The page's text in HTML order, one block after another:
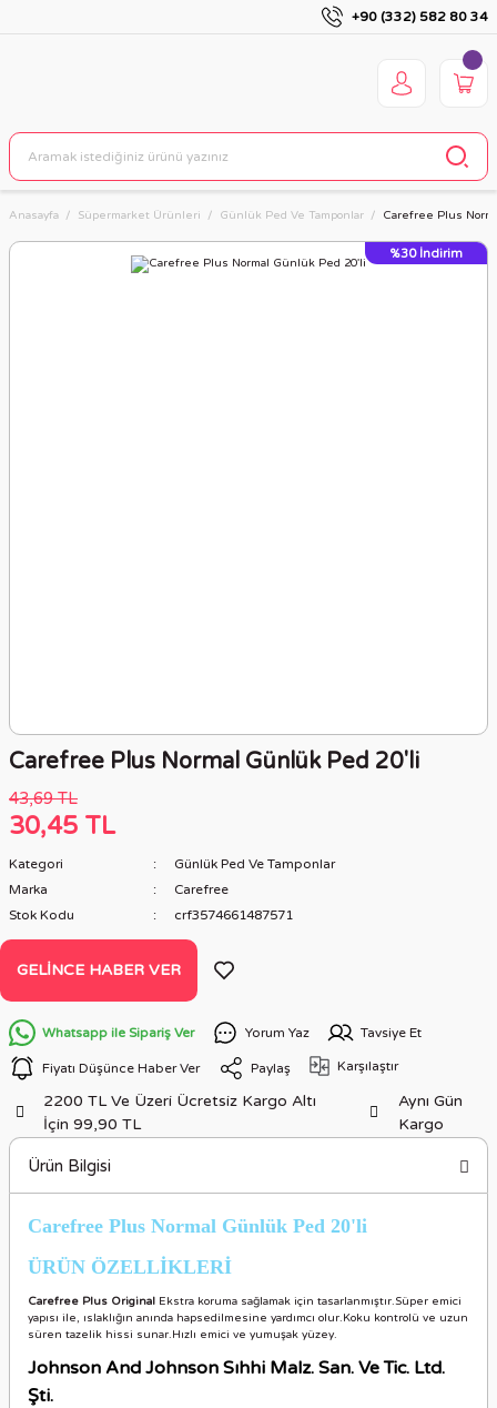
+90 (332) 582 80 34
Anasayfa Süpermarket Ürünleri Günlük Ped Ve Tamponlar Carefree Plus
%30 İndirim
Carefree Plus Normal Günlük Ped 20'li
43,69 TL
30,45 TL
Kategori
Günlük Ped Ve Tamponlar
Marka
Carefree
Stok Kodu
crf3574661487571
GELINCE HABER VER
Whatsapp ile Sipariş Ver Yorum Yaz Tavsiye Et
Fiyatı Düşünce Haber Ver Paylaş Karşılaştır
2200 TL Ve Üzeri Ücretsiz Kargo Altı
İçin 99,90 TL
Aynı Gün
Kargo
Ürün Bilgisi
Carefree Plus Normal Günlük Ped 20'li
ÜRÜN ÖZELLİKLERİ
Carefree Plus Original Ekstra koruma sağlamak için tasarlanmıştır.Süper emici
yapısı ile, ıslaklığın anında hapsedilmesine yardımcı olur.Koku kontrolü ve uzun
süren tazelik hissi sunar.Hızlı emici ve yumuşak yüzey.
Johnson And Johnson Sıhhi Malz. San. Ve Tic. Ltd.
Şti.